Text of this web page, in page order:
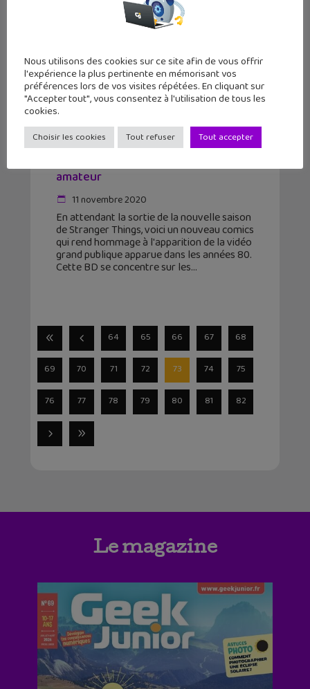
Stranger Things : Zombie Boys (T1),
amateur
11 novembre 2020
En attendant la sortie de la nouvelle saison
de Stranger Things, voici un nouveau comics
qui rend hommage à l'apparition de la vidéo
grand publique apparue dans les années 80.
Cette BD se concentre sur les
64 65 66 67 68
69 70 71 72 73 74 75
76 77 78 79 80 81 82
Le magazine
Nous utilisons des cookies sur ce site afin de vous offrir
l'expérience la plus pertinente en mémorisant vos
préférences lors de vos visites répétées. En cliquant sur
"Accepter tout", vous consentez à l'utilisation de tous les
cookies.
Choisir les cookies Tout refuser Tout accepter